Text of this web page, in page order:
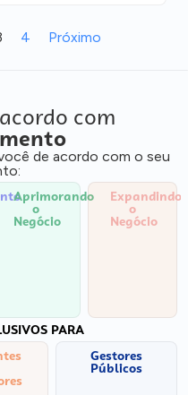
4 Próximo
com
de acordo com o seu
Aprimorando
o
Negócio
Expandindo
o
Negócio
PARA
Gestores
Públicos